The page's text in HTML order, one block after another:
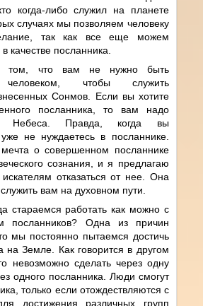
когда-либо служил на планете
случаях мы позволяем человеку
так как все еще можем
качестве посланника.
том, что вам не нужно быть
человеком, чтобы служить
Сонмов. Если вы хотите
посланника, то вам надо
Небеса. Правда, когда вы
не нуждаетесь в посланнике.
о совершенном посланнике
сознания, и я предлагаю
отказаться от нее. Она
вам на духовном пути.
стараемся работать как можно с
посланников? Одна из причин
мы постоянно пытаемся достичь
на Земле. Как говорится в другом
невозможно сделать через одну
одного посланника. Люди смогут
только если отождествляются с
достижения различных групп